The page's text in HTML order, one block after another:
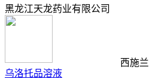
黑龙江天龙药业有限公司
乌洛托品溶液
西施兰